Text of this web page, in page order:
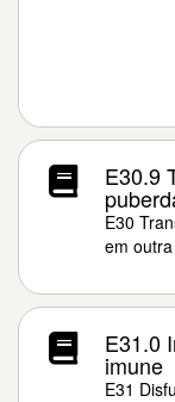
E30.9
E30
em
E31.0
imune
E31